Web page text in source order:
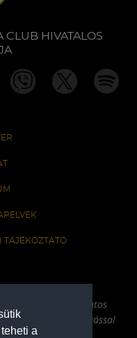
a
CLUB HIVATALOS
TÁJÉKOZTATÓ
csak a forrás pontos
esetén aktív hivatkozással